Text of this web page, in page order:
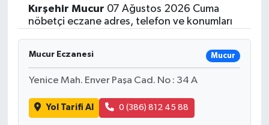
Kırşehir Mucur 07 Ağustos 2026 Cuma
nöbetçi eczane adres, telefon ve konumları
Mucur Eczanesi Mucur
Yenice Mah. Enver Paşa Cad. No : 34 A
Yol Tarifi Al 0 (386) 812 45 88
Siyasetçi
Spor
Tebrik
Türkiye